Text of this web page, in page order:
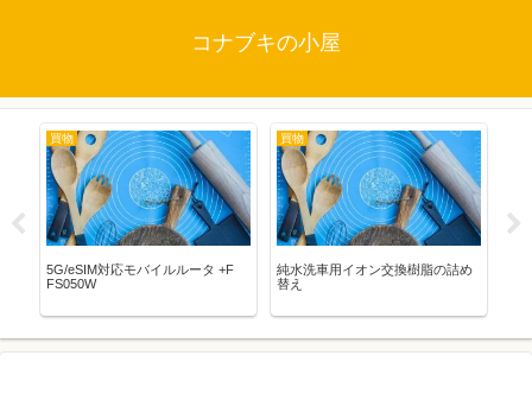
コナブキの小屋
買物
5G/eSIM対応モバイルルータ +F
FS050W
買物
純水洗車用イオン交換樹脂の詰め
替え